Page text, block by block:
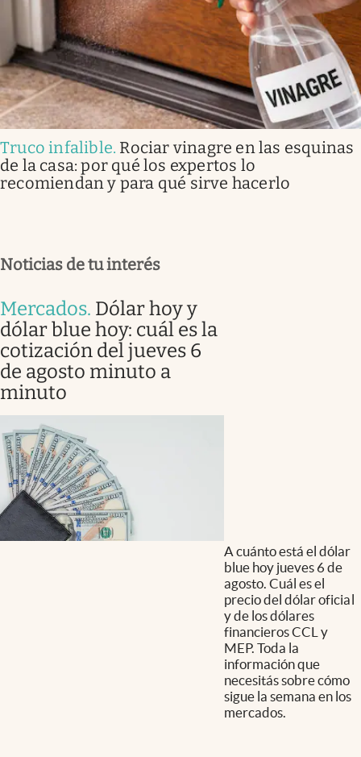
Truco infalible. Rociar vinagre en las esquinas
de la casa: por qué los expertos lo
recomiendan y para qué sirve hacerlo
Noticias de tu interés
Mercados. Dólar hoy y
dólar blue hoy: cuál es la
cotización del jueves 6
de agosto minuto a
minuto
A cuánto está el dólar
blue hoy jueves 6 de
agosto. Cuál es el
precio del dólar oficial
y de los dólares
financieros CCL y
MEP. Toda la
información que
necesitás sobre cómo
sigue la semana en los
mercados.